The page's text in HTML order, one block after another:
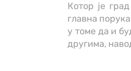
Котор је
главна
у томе да и
другима,